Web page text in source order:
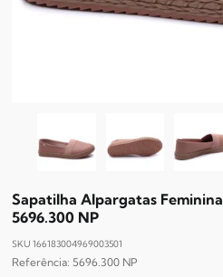
Sapatilha Alpargatas
5696.300 NP
SKU 166183004969003501
5696.300 NP